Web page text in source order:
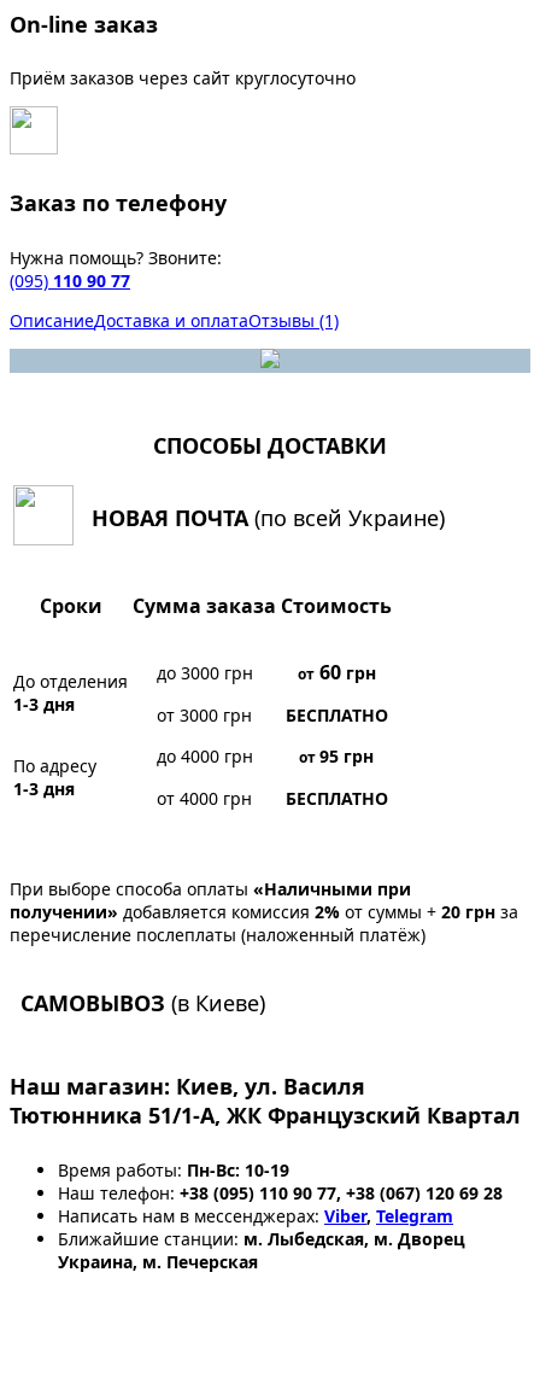
On-line заказ
Приём заказов через сайт круглосуточно
Заказ по телефону
Нужна помощь? Звоните:
(095) 110 90 77
ОписаниеДоставка и оплатаОтзывы (1)
СПОСОБЫ ДОСТАВКИ
НОВАЯ ПОЧТА(по всей Украине)
Сроки Сумма заказа Стоимость
До отделения
1-3 дня
до 3000 грн от60грн
от 3000 грн
БЕСПЛАТНО
По адресу
1-3 дня
до 4000 грн от95 грн
от 4000 грн
БЕСПЛАТНО
При выборе способа оплаты «Наличными при
получении» добавляется комиссия 2% от суммы + 20 грн за
перечисление послеплаты (наложенный платёж)
САМОВЫВОЗ (в Киеве)
Наш магазин: Киев, ул. Василя
Тютюнника 51/1-А, ЖК Французский Квартал
Время работы: Пн-Вс: 10-19
Наш телефон: +38 (095) 110 90 77, +38 (067) 120 69 28
Написать нам в мессенджерах: Viber, Telegram
Ближайшие станции: м. Лыбедская, м. Дворец
Украина, м. Печерская